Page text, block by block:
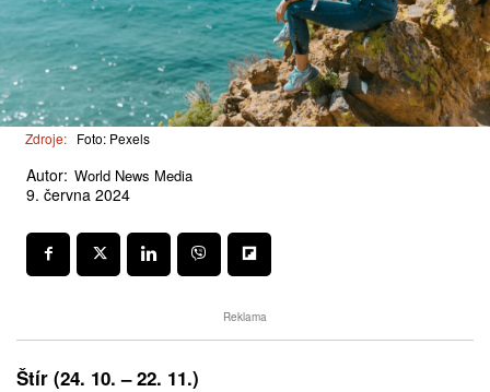
Zdroje: Foto: Pexels
Autor: World News Media
9. června 2024
Reklama
Štír (24. 10. – 22. 11.)